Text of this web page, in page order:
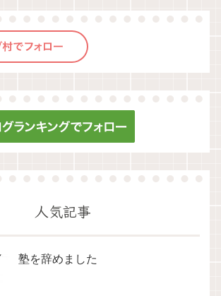
人気記事
塾を辞めました